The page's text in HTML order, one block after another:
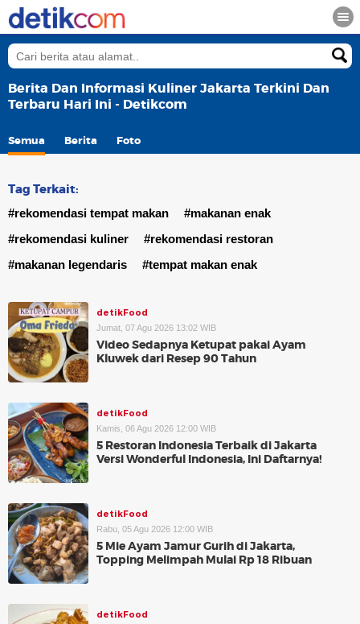
Berita Dan Informasi Kuliner Jakarta Terkini Dan
Terbaru Hari Ini - Detikcom
Semua Berita Foto
Tag Terkait:
#rekomendasi tempat makan
#makanan enak
#rekomendasi kuliner
#rekomendasi restoran
#makanan legendaris
#tempat makan enak
detikFood
Jumat, 07 Agu 2026 13:02 WIB
Video Sedapnya Ketupat pakai Ayam
Kluwek dari Resep 90 Tahun
detikFood
Kamis, 06 Agu 2026 12:00 WIB
5 Restoran Indonesia Terbaik di Jakarta
Versi Wonderful Indonesia, Ini Daftarnya!
detikFood
Rabu, 05 Agu 2026 12:00 WIB
5 Mie Ayam Jamur Gurih di Jakarta,
Topping Melimpah Mulai Rp 18 Ribuan
detikFood